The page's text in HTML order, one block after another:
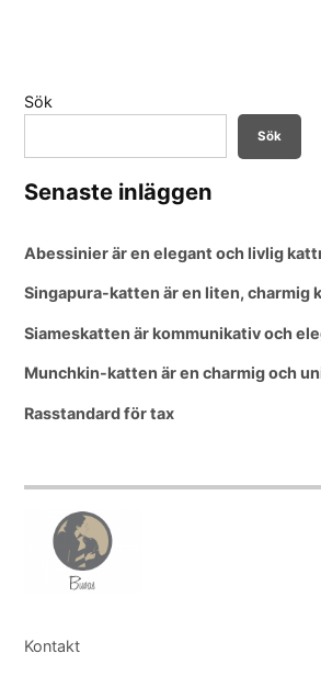
Sök
Sök
Senaste inläggen
Abessinier är en elegant och livlig
Singapura-katten är en liten, charmig
Siameskatten är kommunikativ och
Munchkin-katten är en charmig och
Rasstandard för tax
Kontakt